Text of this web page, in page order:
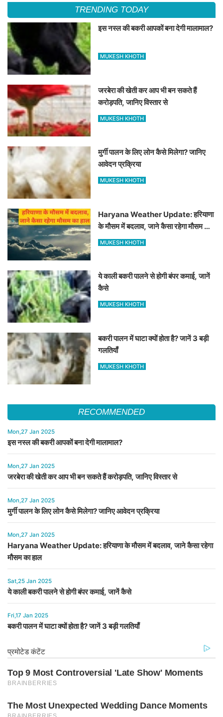
TRENDING TODAY
इस नस्ल की बकरी आपकों बना देगी मालामाल?
MUKESH KHOTH
जरबेरा की खेती कर आप भी बन सकते हैं
करोड़पति, जानिए विस्तार से
MUKESH KHOTH
मुर्गी पालन के लिए लोन कैसे मिलेगा? जानिए
आवेदन प्रक्रिया
MUKESH KHOTH
Haryana Weather Update: हरियाणा
के मौसम में बदलाव, जाने कैसा रहेगा मौसम का
हाल
MUKESH KHOTH
ये काली बकरी पालने से होगी बंपर कमाई, जानें
कैसे
MUKESH KHOTH
बकरी पालन में घाटा क्यों होता है? जानें 3 बड़ी
गलतियाँ
MUKESH KHOTH
RECOMMENDED
Mon,27 Jan 2025
इस नस्ल की बकरी आपकों बना देगी मालामाल?
Mon,27 Jan 2025
जरबेरा की खेती कर आप भी बन सकते हैं करोड़पति, जानिए विस्तार से
Mon,27 Jan 2025
मुर्गी पालन के लिए लोन कैसे मिलेगा? जानिए आवेदन प्रक्रिया
Mon,27 Jan 2025
Haryana Weather Update: हरियाणा के मौसम में बदलाव, जाने कैसा रहेगा
मौसम का हाल
Sat,25 Jan 2025
ये काली बकरी पालने से होगी बंपर कमाई, जानें कैसे
Fri,17 Jan 2025
बकरी पालन में घाटा क्यों होता है? जानें 3 बड़ी गलतियाँ